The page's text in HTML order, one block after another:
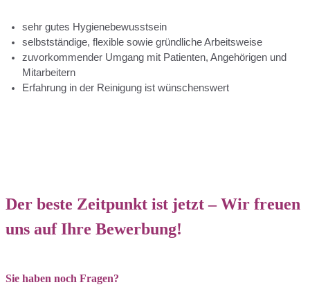
sehr gutes Hygienebewusstsein
selbstständige, flexible sowie gründliche Arbeitsweise
zuvorkommender Umgang mit Patienten, Angehörigen und
Mitarbeitern
Erfahrung in der Reinigung ist wünschenswert
Der beste Zeitpunkt ist jetzt – Wir freuen
uns auf Ihre Bewerbung!
Sie haben noch Fragen?